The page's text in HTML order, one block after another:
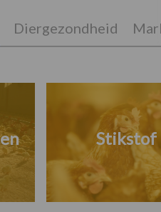
Diergezondheid
Stikstof